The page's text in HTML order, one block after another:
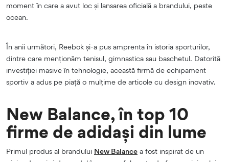
moment în care a avut loc și lansarea oficială a brandului, peste
ocean.
În anii următori, Reebok și-a pus amprenta în istoria sporturilor,
dintre care menționăm tenisul, gimnastica sau baschetul. Datorită
investiției masive în tehnologie, această firmă de echipament
sportiv a adus pe piață o mulțime de articole cu design inovativ.
New Balance, în top 10
firme de adidași din lume
Primul produs al brandului New Balance a fost inspirat de un